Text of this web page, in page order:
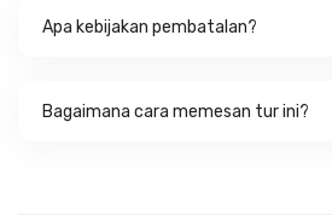
Apa kebijakan pembatalan?
Bagaimana cara memesan tur ini?